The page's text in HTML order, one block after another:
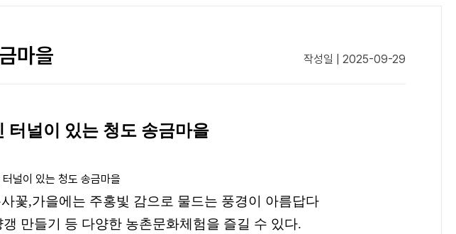
마을 작성일 | 2025-09-29
터널이 있는 청도 송금마을
꽃,가을에는 주홍빛 감으로 물드는 풍경이 아름답다
갱 만들기 등 다양한 농촌문화체험을 즐길 수 있다.